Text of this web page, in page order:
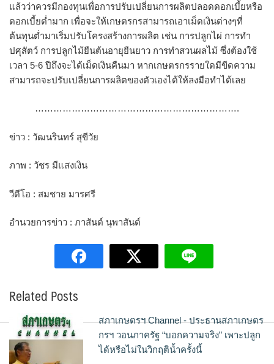
แล้วว่าควรมีกองทุนเพื่อการปรับเปลี่ยนการผลิตปลอดดอกเบี้ยหรือ
ดอกเบี้ยต่ำมาก เพื่อจะให้เกษตรกรสามารถเอาเม็ดเงินต่างๆที่
ต้นทุนต่ำมาเริ่มปรับโครงสร้างการผลิต เช่น การปลูกไผ่ การทำ
ปศุสัตว์ การปลูกไม้ยืนต้นอายุยืนยาว การทำสวนผลไม้ ซึ่งต้องใช้
เวลา 5-6 ปีถึงจะได้เม็ดเงินคืนมา หากเกษตรกรรายใดมีขีดความ
สามารถจะปรับเปลี่ยนการผลิตของตัวเองได้ให้ลงมือทำได้เลย
………………………………………………………….
ข่าว : วัฒนรินทร์ สุขีวัย
ภาพ : วัชร มีแสงเงิน
วีดีโอ : สมชาย มารศรี
อำนวยการข่าว : ภาสันต์ นุพาสันต์
Related Posts
สภาเกษตรฯ Channel - ประธานสภาเกษตร
กรฯ วอนภาครัฐ “บอกความจริง” เพาะปลูก
ได้หรือไม่ในวิกฤติน้ำครั้งนี้